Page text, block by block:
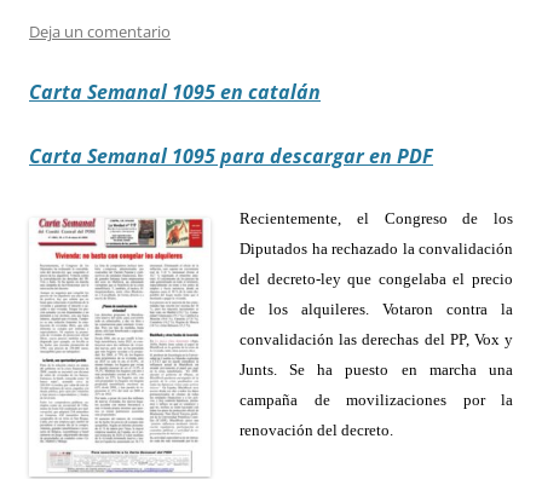
Deja un comentario
Carta Semanal 1095 en catalán
Carta Semanal 1095 para descargar en PDF
Recientemente, el Congreso de los
Diputados ha rechazado la convalidación
del decreto-ley que congelaba el precio
de los alquileres. Votaron contra la
convalidación las derechas del PP, Vox y
Junts. Se ha puesto en marcha una
campaña de movilizaciones por la
renovación del decreto.